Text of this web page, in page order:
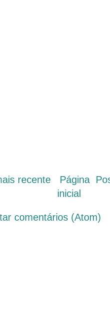
recente
Página
inicial
comentários (Atom)